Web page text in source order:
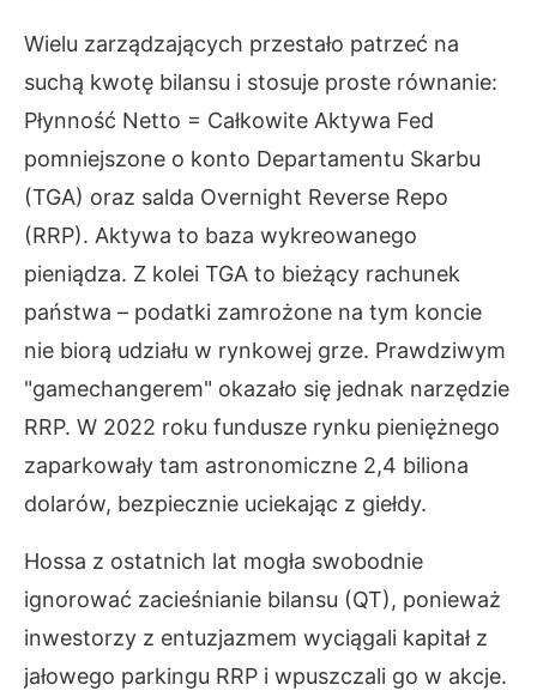
Wielu zarządzających przestało patrzeć na
suchą kwotę bilansu i stosuje proste równanie:
Płynność Netto = Całkowite Aktywa Fed
pomniejszone o konto Departamentu Skarbu
(TGA) oraz salda Overnight Reverse Repo
(RRP). Aktywa to baza wykreowanego
pieniądza. Z kolei TGA to bieżący rachunek
państwa – podatki zamrożone na tym koncie
nie biorą udziału w rynkowej grze. Prawdziwym
"gamechangerem" okazało się jednak narzędzie
RRP. W 2022 roku fundusze rynku pieniężnego
zaparkowały tam astronomiczne 2,4 biliona
dolarów, bezpiecznie uciekając z giełdy.
Hossa z ostatnich lat mogła swobodnie
ignorować zacieśnianie bilansu (QT), ponieważ
inwestorzy z entuzjazmem wyciągali kapitał z
jałowego parkingu RRP i wpuszczali go w akcje.